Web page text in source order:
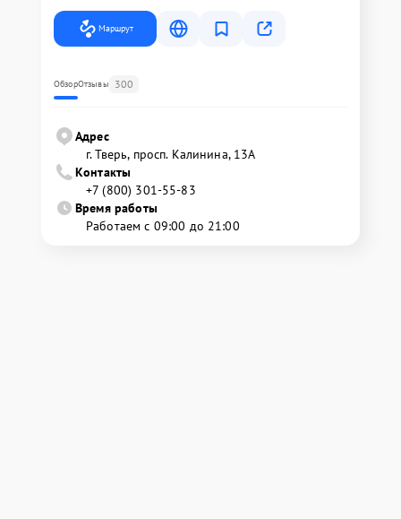
Маршрут
ОбзорОтзывы 300
Адрес
г. Тверь, просп. Калинина, 13А
Контакты
+7 (800) 301-55-83
Время работы
Работаем с 09:00 до 21:00